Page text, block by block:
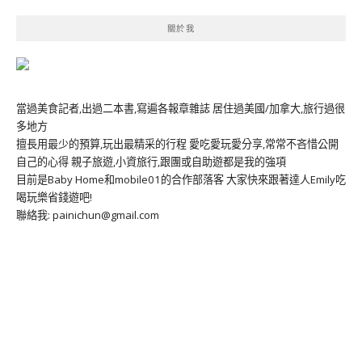
關於我
當過美食記者,出過二本書,寫遍各報章雜誌 居住過美國/加拿大,旅行過很
多地方
擅長用最少的預算,玩出最精采的行程 愛吃愛玩愛分享,常常不吝惜公開
自己的心得 親子旅遊,小資旅行,跟團或自助遊都是我的強項
目前是Baby Home和mobile01的合作部落客 大家快來跟著達人Emily吃
喝玩樂省錢遊吧!
聯絡我: painichun@gmail.com